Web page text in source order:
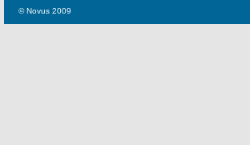
© Novus 2009